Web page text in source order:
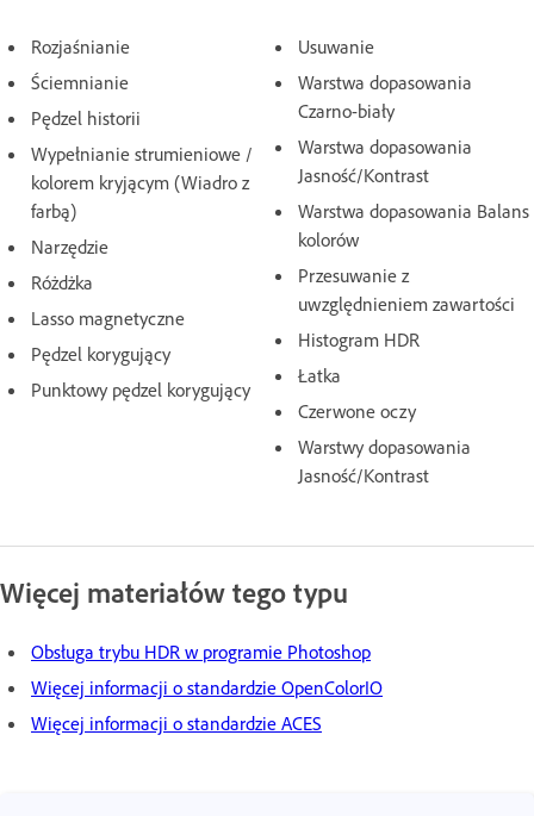
Rozjaśnianie
Ściemnianie
Pędzel historii
Wypełnianie strumieniowe /
kolorem kryjącym (Wiadro z
farbą)
Narzędzie
Różdżka
Lasso magnetyczne
Pędzel korygujący
Punktowy pędzel korygujący
Usuwanie
Warstwa dopasowania
Czarno-biały
Warstwa dopasowania
Jasność/Kontrast
Warstwa dopasowania Balans
kolorów
Przesuwanie z
uwzględnieniem zawartości
Histogram HDR
Łatka
Czerwone oczy
Warstwy dopasowania
Jasność/Kontrast
Więcej materiałów tego typu
Obsługa trybu HDR w programie Photoshop
Więcej informacji o standardzie OpenColorIO
Więcej informacji o standardzie ACES